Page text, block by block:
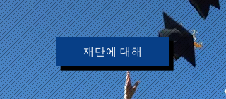
재단에 대해